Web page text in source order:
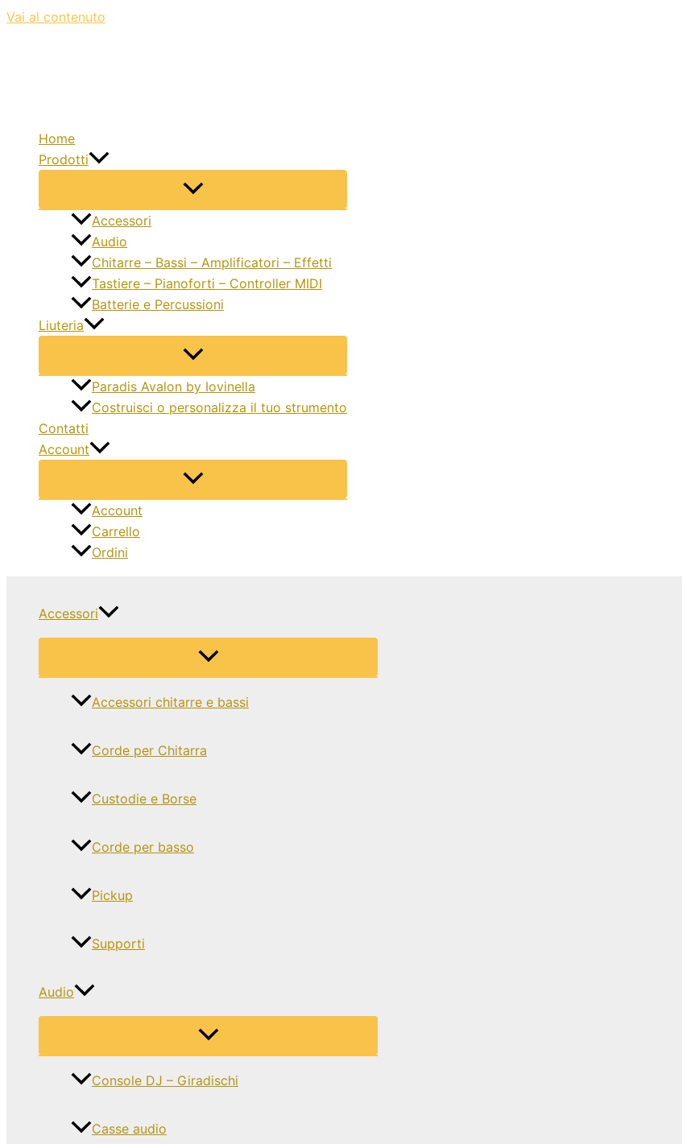
Vai al contenuto
Home
Prodotti
Accessori
Audio
Chitarre – Bassi – Amplificatori – Effetti
Tastiere – Pianoforti – Controller MIDI
Batterie e Percussioni
Liuteria
Paradis Avalon by Iovinella
Costruisci o personalizza il tuo strumento
Contatti
Account
Account
Carrello
Ordini
Accessori
Accessori chitarre e bassi
Corde per Chitarra
Custodie e Borse
Corde per basso
Pickup
Supporti
Audio
Console DJ – Giradischi
Casse audio